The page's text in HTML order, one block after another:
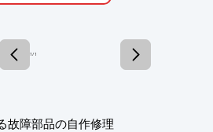
1 / 1
故障部品の自作修理